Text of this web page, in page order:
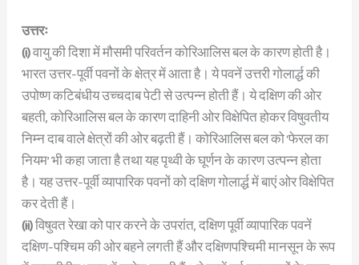
उत्तरः
(i)वायु की दिशा में मौसमी परिवर्तन कोरिआलिस बल के कारण होती है।
भारत उत्तर-पूर्वी पवनों के क्षेत्र में आता है। ये पवनें उत्तरी गोलार्द्ध की
उपोष्ण कटिबंधीय उच्चदाब पेटी से उत्पन्न होती हैं। ये दक्षिण की ओर
बहती, कोरिआलिस बल के कारण दाहिनी ओर विक्षेपित होकर विषुवतीय
निम्न दाब वाले क्षेत्रों की ओर बढ़ती हैं। कोरिआलिस बल को ‘फेरल का
नियम’ भी कहा जाता है तथा यह पृथ्वी के घूर्णन के कारण उत्पन्न होता
है। यह उत्तर-पूर्वी व्यापारिक पवनों को दक्षिण गोलार्द्ध में बाएं ओर विक्षेपित
कर देती हैं।
(ii)विषुवत रेखा को पार करने के उपरांत, दक्षिण पूर्वी व्यापारिक पवनें
दक्षिण-पश्चिम की ओर बहने लगती हैं और दक्षिणपश्चिमी मानसून के रूप